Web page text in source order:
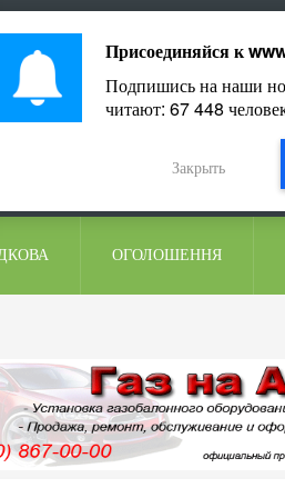
ОГОЛОШЕННЯ
Присоединяйся к
Подпишись на наши
читают: 67 448
Закрыть